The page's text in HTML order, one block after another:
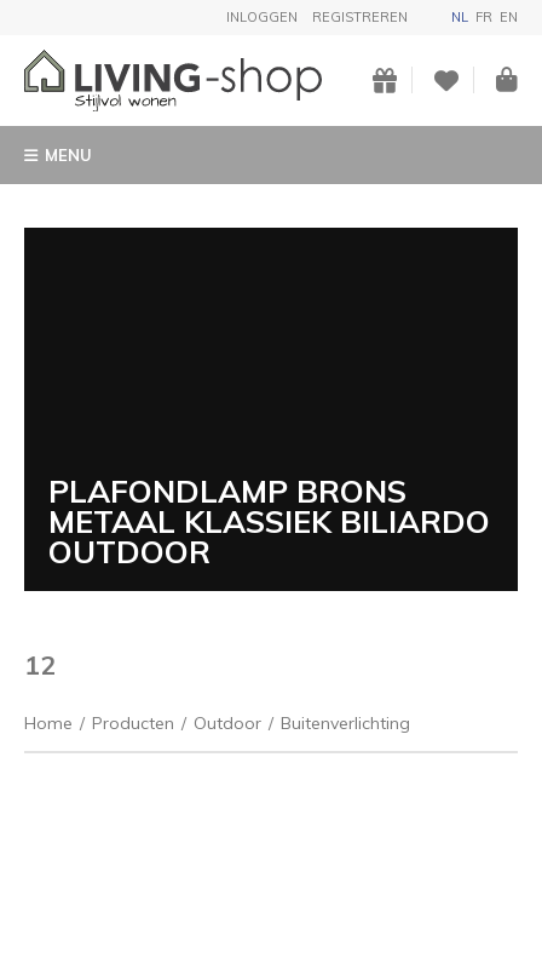
INLOGGEN REGISTREREN NL FR EN
MENU
PLAFONDLAMP BRONS
METAAL KLASSIEK BILIARDO
OUTDOOR
12
Home / Producten / Outdoor / Buitenverlichting